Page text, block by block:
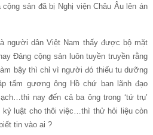
sản đã bị Nghị viện Châu Âu lên án
người dân Việt Nam thấy được bộ mặt
Đảng cộng sản luôn tuyền truyền rằng
bậy thì chỉ vì người đó thiếu tu dưỡng
tấm gương ông Hồ chứ ban lãnh đạo
nay đến cả ba ông trong ‘tứ trụ’
kỷ luật cho thôi việc…thì thử hỏi liệu còn
tin vào ai ?